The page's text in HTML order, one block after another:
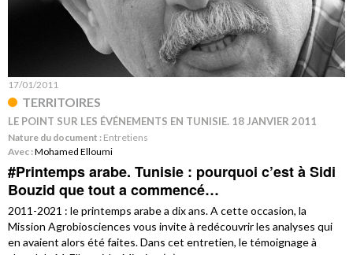
17/01/2011
TERRITOIRES
LE POINT SUR LES ÉVÉNEMENTS EN TUNISIE. 18 JANVIER 2011
Nature du document : Entretiens
Avec :Mohamed Elloumi
#Printemps arabe. Tunisie : pourquoi c’est à Sidi
Bouzid que tout a commencé…
2011-2021 : le printemps arabe a dix ans. A cette occasion, la
Mission Agrobiosciences vous invite à redécouvrir les analyses qui
en avaient alors été faites. Dans cet entretien, le témoignage à